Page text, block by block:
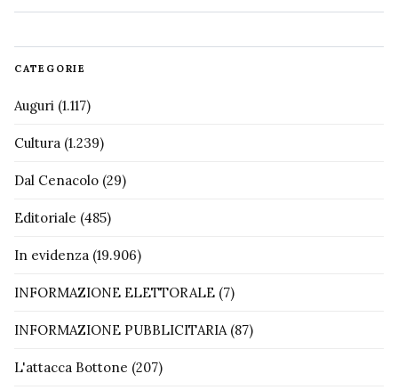
CATEGORIE
Auguri (1.117)
Cultura (1.239)
Dal Cenacolo (29)
Editoriale (485)
In evidenza (19.906)
INFORMAZIONE ELETTORALE (7)
INFORMAZIONE PUBBLICITARIA (87)
L'attacca Bottone (207)